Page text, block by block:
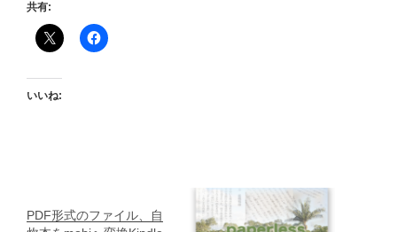
共有:
いいね:
PDF形式のファイル、自